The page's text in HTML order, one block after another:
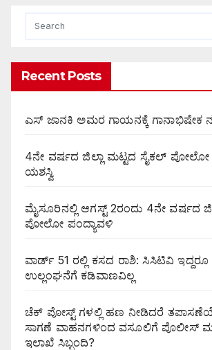
Recent Posts
ಎಸ್ ಜಾನಕಿ ಅಮರ ಗಾಯನಕ್ಕೆ ಗಾನಾಭಿಷೇಕ
4ನೇ ವರ್ಷದ ಜಿಲ್ಲಾ ಮಟ್ಟದ ಸೈಕಲ್ ಪೋಲೋ
ಯಶಸ್ವಿ
ಮೈಸೂರಿನಲ್ಲಿ ಆಗಸ್ಟ್‌ 2ರಂದು 4ನೇ ವರ್ಷದ
ಪೋಲೋ ಪಂದ್ಯಾವಳಿ
ವಾರ್ಡ್ 51 ರಲ್ಲಿ ಕಸದ ರಾಶಿ: ಸಿಸಿಟಿವಿ
ಉಲ್ಲಂಘನೆಗೆ ಕಡಿವಾಣವಿಲ್ಲ
ಚೆಕ್ ಪೋಸ್ಟ್ ಗಳಲ್ಲಿ ಹಣ ನೀಡಿದರೆ
ಸಾಗಣೆ ವಾಹನಗಳಿಂದ ವಸೂಲಿಗೆ ಪೊಲೀಸ್
ಇಲಾಖೆ ಸಿಬ್ಬಂದಿ?